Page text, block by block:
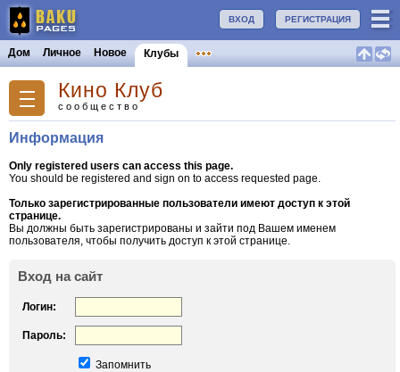
РЕГИСТРАЦИЯ
ВХОД
Дом Личное Новое Клубы
Кино Клуб
сообщество
Информация
Only registered users can access this page.
You should be registered and sign on to access requested page.
Только зарегистрированные пользователи имеют доступ к этой
странице.
Вы должны быть зарегистрированы и зайти под Вашем именем
пользователя, чтобы получить доступ к этой странице.
Вход на сайт
Логин:
Пароль:
Запомнить